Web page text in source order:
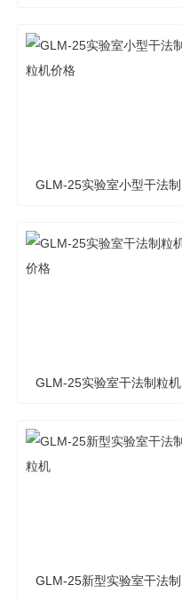
GLM-25实验室小型干法制
GLM-25实验室干法制粒机
GLM-25新型实验室干法制